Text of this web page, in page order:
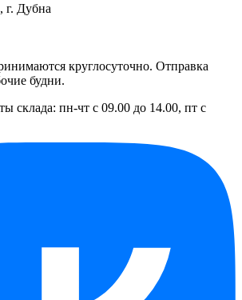
г. Дубна
круглосуточно. Отправка
будни.
склада: пн-чт с 09.00 до 14.00, пт с